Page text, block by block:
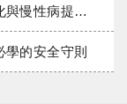
病提早報到
的安全守則